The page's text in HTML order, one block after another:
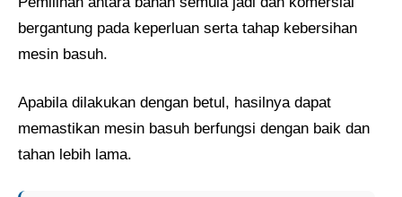
bergantung pada keperluan serta tahap kebersihan
mesin basuh.
Apabila dilakukan dengan betul, hasilnya dapat
memastikan mesin basuh berfungsi dengan baik dan
tahan lebih lama.